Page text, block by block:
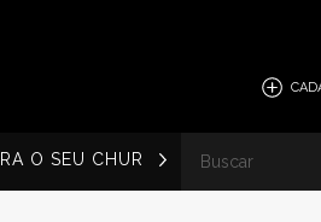
O SEU CHURRASCO